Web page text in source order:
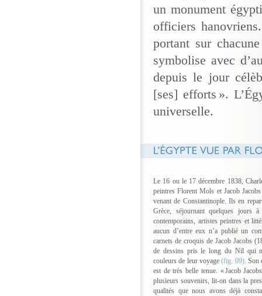
un monument
officiers
portant sur
symbolise avec
depuis le jour
[ses] efforts ».
universelle.
Le 16 ou le 17 décembre 1838,
peintres Florent Mols et Jacob
venant de Constantinople. Ils en
Grèce, séjournant quelques jours
contemporains, artistes peintres et
aucun d’entre eux n’a publié un
carnets de croquis de Jacob Jacobs
de dessins pris le long du Nil qui
couleurs de leur voyage(fig. 09). Son
est de très belle tenue. « Jacob
plusieurs souvenirs, lit-on dans la
qualités que nous avons déjà